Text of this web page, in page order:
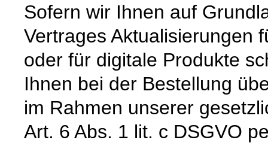
Sofern wir Ihnen auf
Vertrages Aktualisierungen
oder für digitale Produkte
Ihnen bei der Bestellung
im Rahmen unserer
Art. 6 Abs. 1 lit. c DSGVO